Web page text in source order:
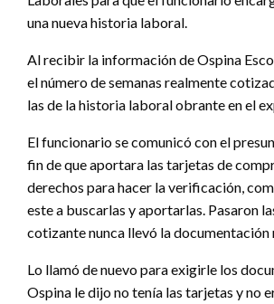
una nueva historia laboral.
Al recibir la información de Ospina
el número de semanas realmente
las de la historia laboral obrante en el
El funcionario se comunicó con el
fin de que aportara las tarjetas de
derechos para hacer la verificación,
este a buscarlas y aportarlas. Pasaron
cotizante nunca llevó la documentación
Lo llamó de nuevo para exigirle los
Ospina le dijo no tenía las tarjetas y no